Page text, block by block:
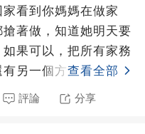
看到你媽媽在做家
著做，知道她明天要
果可以，把所有家務
另一個方法：到你婆
查看全部
評論 分享